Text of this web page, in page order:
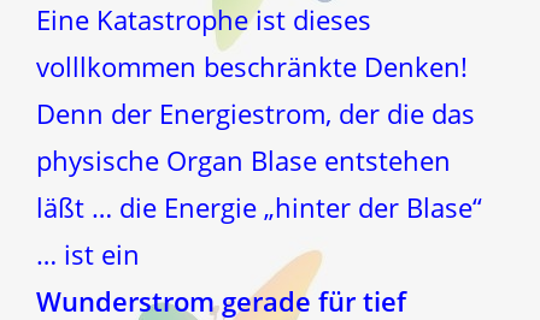
Eine Katastrophe ist dieses
volllkommen beschränkte Denken!
Denn der Energiestrom, der die das
physische Organ Blase entstehen
läßt … die Energie „hinter der Blase“
… ist ein
Wunderstrom gerade für tief